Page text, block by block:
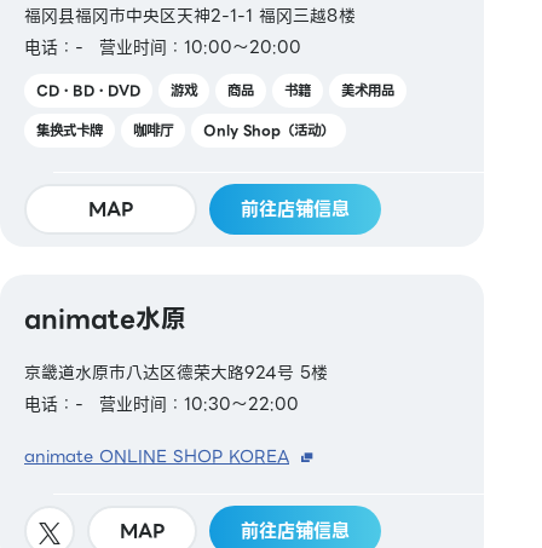
福冈县福冈市中央区天神2-1-1 福冈三越8楼
电话：-
营业时间：10:00～20:00
CD・BD・DVD 游戏 商品 书籍
美术用品
集换式卡牌
咖啡厅 Only Shop（活动）
MAP 前往店铺信息
animate水原
京畿道水原市八达区德荣大路924号 5楼
电话：-
营业时间：10:30～22:00
animate ONLINE SHOP KOREA
MAP 前往店铺信息